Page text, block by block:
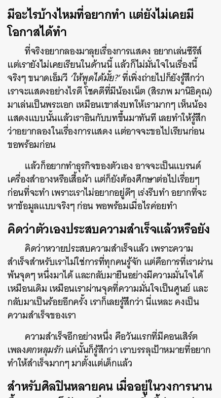
มีอะไรบ้างไหมที่อยากทำ แต่ยังไม่เคยมี
โอกาสได้ทำ
ที่จริงอยากลองมาลุยเรื่องการแสดง อยากเล่นซีรีส์
แต่เรายังไม่เคยเรียนในด้านนี้ แล้วก็ไม่มั่นใจในเรื่องนี้
จริงๆ ขนาดเอ็มวี ‘ให้พูดได้มั้ย?’ที่เพิ่งถ่ายไปก็ยังรู้สึกว่า
เราจะแสดงอย่างไรดี โชคดีที่มีน้องเน็ต (สิรภพ มานิธิคุณ)
มาเล่นเป็นพระเอก เหมือนเขาส่งบทให้เรามากๆ เห็นน้อง
แสดงแบบนั้นแล้วเราอินกับบทขึ้นมาทันที เลยทำให้รู้สึก
ว่าอยากลองในเรื่องการแสดง แต่อาจจะขอไปเรียนก่อน
ขอพร้อมก่อน
แล้วก็อยากทำธุรกิจของตัวเอง อาจจะเป็นแบรนด์
เครื่องสำอางหรือเสื้อผ้า แต่ก็ยังต้องศึกษาต่อไปเรื่อยๆ
ก่อนที่จะทำ เพราะเราไม่อยากอยู่ดีๆ เร่งรีบทำ อยากที่จะ
หาข้อมูลแบบจริงๆ ก่อน พอพร้อมเมื่อไรค่อยทำ
คิดว่าตัวเองประสบความสำเร็จแล้วหรือยัง
คิดว่าหวายประสบความสำเร็จแล้ว เพราะความ
สำเร็จสำหรับเราไม่ใช่การที่ทุกคนรู้จัก แต่คือการที่เราผ่าน
พ้นจุดๆ หนึ่งมาได้ และกลับมายืนอย่างมีความมั่นใจได้
เหมือนเดิม เหมือนเราผ่านจุดที่ความมั่นใจเป็นศูนย์ และ
กลับมาเป็นร้อยอีกครั้ง เราก็เลยรู้สึกว่า นี่แหละ คงเป็น
ความสำเร็จของเรา
ความสำเร็จอีกอย่างหนึ่ง คือวันแรกที่มีคอนเสิร์ต
เพลงตกหลุมรักแค่นั้นก็รู้สึกว่า เราบรรลุเป้าหมายที่อยาก
ทำให้สำเร็จมากๆ มาตั้งแต่เด็กแล้ว
สำหรับศิลปินหลายคน เมื่ออยู่ในวงการนาน